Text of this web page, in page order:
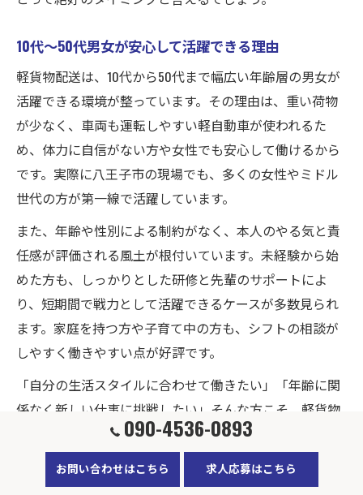
10代〜50代男女が安心して活躍できる理由
軽貨物配送は、10代から50代まで幅広い年齢層の男女が
活躍できる環境が整っています。その理由は、重い荷物
が少なく、車両も運転しやすい軽自動車が使われるた
め、体力に自信がない方や女性でも安心して働けるから
です。実際に八王子市の現場でも、多くの女性やミドル
世代の方が第一線で活躍しています。
また、年齢や性別による制約がなく、本人のやる気と責
任感が評価される風土が根付いています。未経験から始
めた方も、しっかりとした研修と先輩のサポートによ
り、短期間で戦力として活躍できるケースが多数見られ
ます。家庭を持つ方や子育て中の方も、シフトの相談が
しやすく働きやすい点が好評です。
「自分の生活スタイルに合わせて働きたい」「年齢に関
係なく新しい仕事に挑戦したい」そんな方こそ、軽貨物
配送の現場で新たな可能性を見つけることができるでし
ょう。
090-4536-0893
お問い合わせはこちら 求人応募はこちら